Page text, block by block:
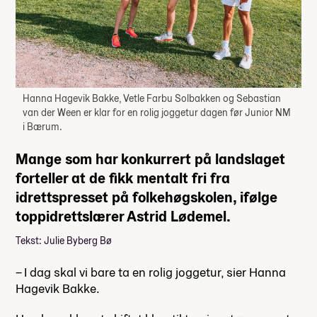
Hanna Hagevik Bakke, Vetle Farbu Solbakken og Sebastian
van der Ween er klar for en rolig joggetur dagen før Junior NM
i Bærum.
Mange som har konkurrert på landslaget
forteller at de fikk mentalt fri fra
idrettspresset på folkehøgskolen, ifølge
toppidrettslærer Astrid Lødemel.
Tekst: Julie Byberg Bø
– I dag skal vi bare ta en rolig joggetur, sier Hanna
Hagevik Bakke.